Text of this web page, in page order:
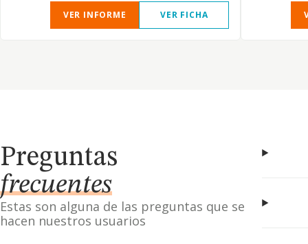
VER INFORME VER FICHA
Preguntas
frecuentes
Estas son alguna de las preguntas que se
hacen nuestros usuarios